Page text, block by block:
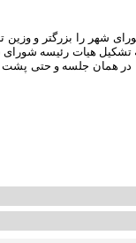
شهر را بزرگتر و وزين
تشكيل هيات رئيسه
در همان جلسه و حتى